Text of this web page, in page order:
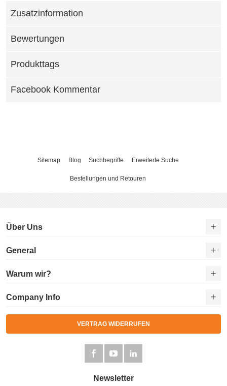
Zusatzinformation
Bewertungen
Produkttags
Facebook Kommentar
Sitemap Blog Suchbegriffe Erweiterte Suche
Bestellungen und Retouren
Über Uns
General
Warum wir?
Company Info
VERTRAG WIDERRUFEN
Newsletter